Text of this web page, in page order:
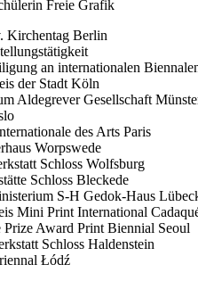
Freie Grafik
Kirchentag Berlin
an internationalen
der Stadt Köln
Aldegrever Gesellschaft
des Arts Paris
Worpswede
Schloss Wolfsburg
Schloss Bleckede
S-H Gedok-Haus
Mini Print International
Prize Award Print Biennial Seoul
Schloss Haldenstein
Łódź